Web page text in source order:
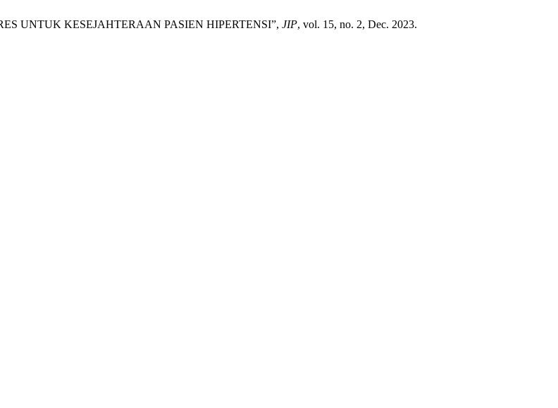
UNTUK KESEJAHTERAAN PASIEN HIPERTENSI”, JIP, vol. 15, no. 2, Dec. 2023.